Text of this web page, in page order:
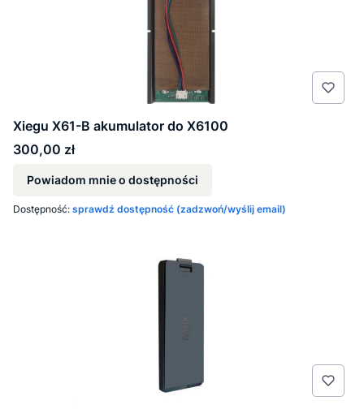
Xiegu X61-B akumulator do X6100
Cena
300,00 zł
Powiadom mnie o dostępności
Dostępność: sprawdź dostępność (zadzwoń/wyślij email)